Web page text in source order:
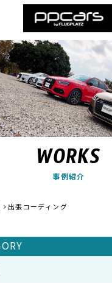
WORKS
事例紹介
出張コーディング